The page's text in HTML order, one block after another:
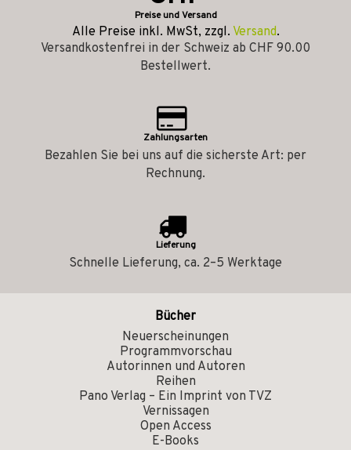
Preise und Versand
Alle Preise inkl. MwSt, zzgl. Versand.
Versandkostenfrei in der Schweiz ab CHF 90.00
Bestellwert.
Zahlungsarten
Bezahlen Sie bei uns auf die sicherste Art: per
Rechnung.
Lieferung
Schnelle Lieferung, ca. 2–5 Werktage
Bücher
Neuerscheinungen
Programmvorschau
Autorinnen und Autoren
Reihen
Pano Verlag – Ein Imprint von TVZ
Vernissagen
Open Access
E-Books